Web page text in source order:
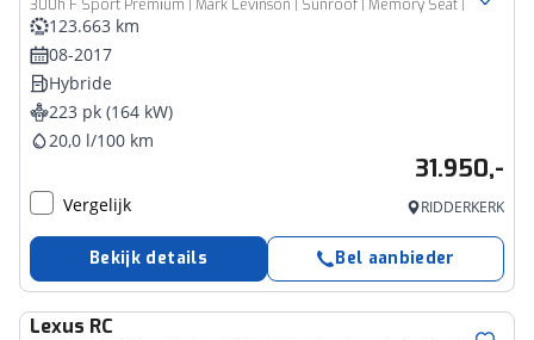
300h F Sport Premium | Mark Levinson | Sunroof | Memory Seat |
123.663 km
08-2017
Hybride
223 pk (164 kW)
20,0 l/100 km
31.950,-
Vergelijk RIDDERKERK
Bekijk details Bel aanbieder
Lexus RC